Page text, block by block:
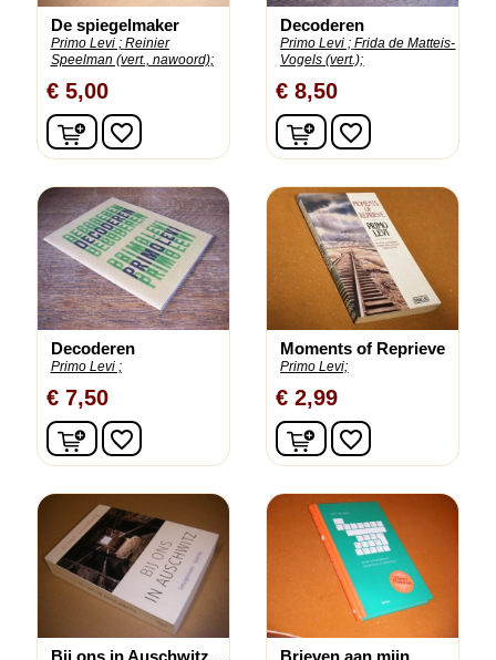
De spiegelmaker
Primo Levi ; Reinier
Speelman (vert., nawoord);
€ 5,00
In winkelwagen
favorite_border
Decoderen
Primo Levi ; Frida de Matteis-
Vogels (vert.);
€ 8,50
In winkelwagen
favorite_border
Decoderen
Primo Levi ;
€ 7,50
In winkelwagen
favorite_border
Moments of Reprieve
Primo Levi;
€ 2,99
In winkelwagen
favorite_border
Bij ons in Auschwitz....
Brieven aan mijn